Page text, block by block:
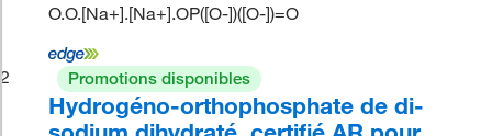
O.O.[Na+].[Na+].OP([O-])([O-])=O
2 Promotions disponibles
Hydrogéno-orthophosphate de di-